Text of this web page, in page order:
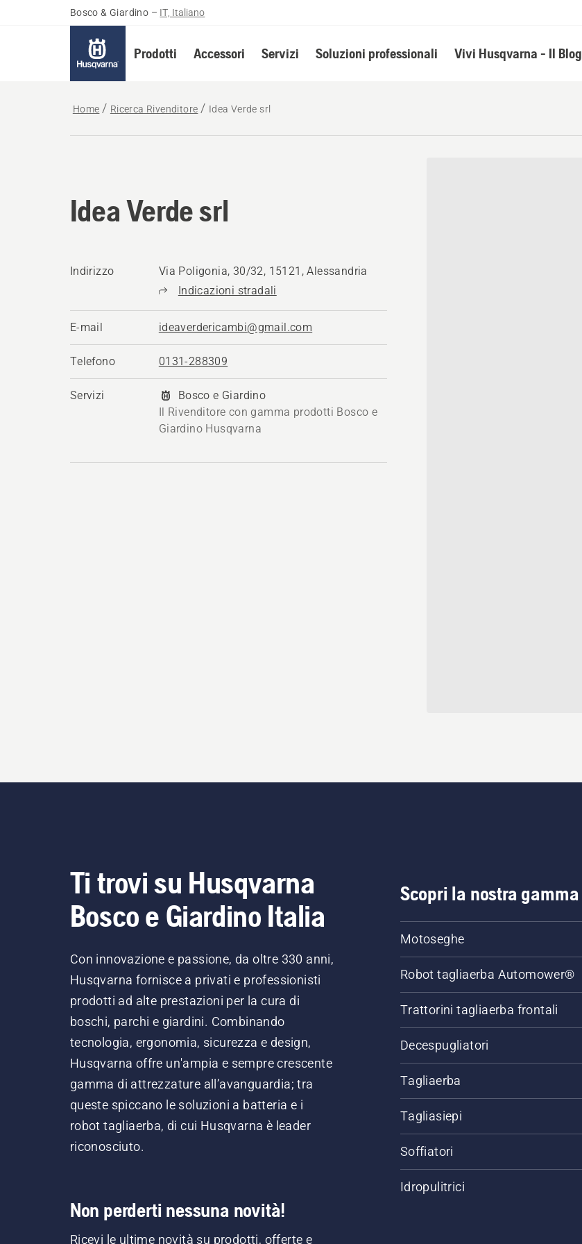
Bosco & Giardino – IT, Italiano
Prodotti Accessori Servizi Soluzioni professionali Vivi Husqvarna - Il Blog
Home Ricerca Rivenditore Idea Verde srl
Idea Verde srl
Indirizzo
Via Poligonia, 30/32, 15121, Alessandria
Indicazioni stradali
E-mail ideaverdericambi@gmail.com
Telefono 0131-288309
Servizi
Bosco e Giardino
Il Rivenditore con gamma prodotti Bosco e
Giardino Husqvarna
Ti trovi su Husqvarna
Bosco e Giardino Italia
Con innovazione e passione, da oltre 330 anni,
Husqvarna fornisce a privati e professionisti
prodotti ad alte prestazioni per la cura di
boschi, parchi e giardini. Combinando
tecnologia, ergonomia, sicurezza e design,
Husqvarna offre un'ampia e sempre crescente
gamma di attrezzature all’avanguardia; tra
queste spiccano le soluzioni a batteria e i
robot tagliaerba, di cui Husqvarna è leader
riconosciuto.
Non perderti nessuna novità!
Ricevi le ultime novità su prodotti, offerte e
Scopri la nostra gamma
Motoseghe
Robot tagliaerba Automower®
Trattorini tagliaerba frontali
Decespugliatori
Tagliaerba
Tagliasiepi
Soffiatori
Idropulitrici